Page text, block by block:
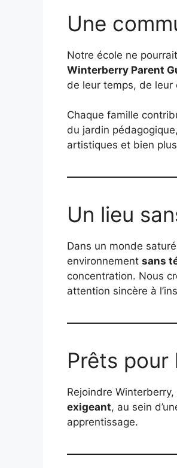
Une
Notre école ne
Winterberry Parent
de leur temps, de leur
Chaque famille
du jardin
artistiques et bien
Un lieu
Dans un monde
environnement sans
concentration. Nous
attention sincère à
Prêts pour
Rejoindre
exigeant, au sein
apprentissage.